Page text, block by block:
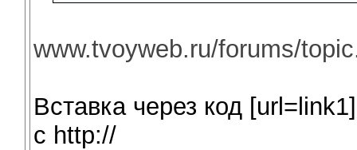
www.tvoyweb.ru/forums/
Вставка через код
c http://